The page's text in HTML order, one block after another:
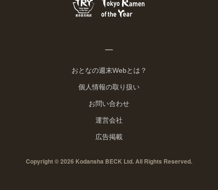
おとなの週末Webとは？
個人情報の取り扱い
お問い合わせ
運営会社
広告掲載
Copyright © 2026 Kodansha BECK Ltd. All Rights Reserved.